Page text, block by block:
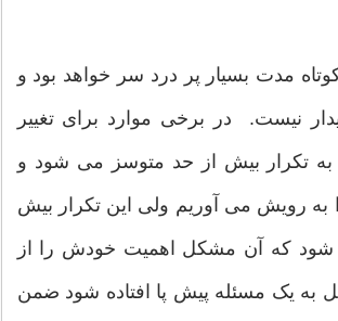
کوتاه مدت بسیار پر درد سر خواهد بود و
نیست. در برخی موارد برای تغییر
به تکرار بیش از حد متوسز می شود و
به رویش می آوریم ولی این تکرار بیش
شود که آن مشکل اهمیت خودش را از
به یک مسئله پیش پا افتاده شود ضمن